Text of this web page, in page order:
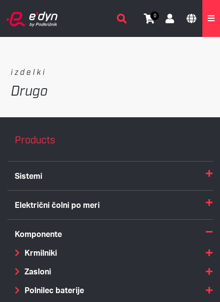
0
izdelki
Drugo
Products
Sistemi
Električni čolni po meri
Komponente
Krmilniki
Zasloni
Polnilec baterije